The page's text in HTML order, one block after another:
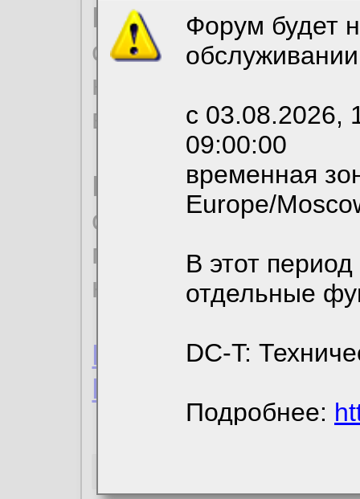
Форум будет
с 03.08.2026,
09:00:00
временная
Europe/
В этот
отдельные
DC-T:
Подробнее:
Продолжая
согласие на
необходимых для
вы можете
По
ознакомиться с
пользовательским
Пользовательское
Политика